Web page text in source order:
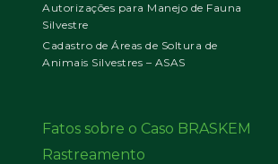
Autorizações para Manejo de Fauna
Silvestre
Cadastro de Áreas de Soltura de
Animais Silvestres – ASAS
Fatos sobre o Caso BRASKEM
Rastreamento